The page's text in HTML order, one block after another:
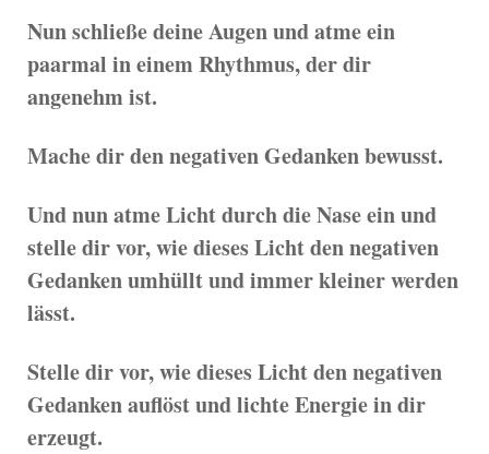
Nun schließe deine Augen und atme ein
paarmal in einem Rhythmus, der dir
angenehm ist.
Mache dir den negativen Gedanken bewusst.
Und nun atme Licht durch die Nase ein und
stelle dir vor, wie dieses Licht den negativen
Gedanken umhüllt und immer kleiner werden
lässt.
Stelle dir vor, wie dieses Licht den negativen
Gedanken auflöst und lichte Energie in dir
erzeugt.